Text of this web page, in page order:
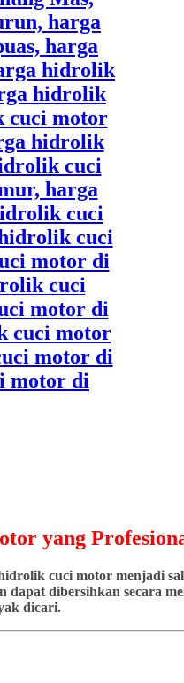
yang
cuci motor menjadi
dibersihkan secara
dicari.